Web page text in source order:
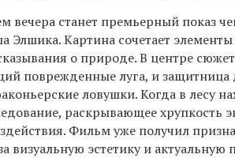
вечера станет премьерный показ
Элшика. Картина сочетает
о природе. В центре
поврежденные луга, и
ловушки. Когда в лесу
раскрывающее хрупкость
Фильм уже получил
визуальную эстетику и актуальную